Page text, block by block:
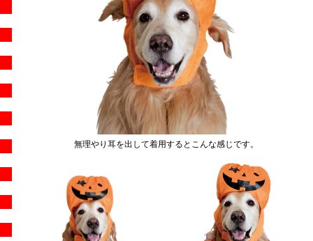
無理やり耳を出して着用するとこんな感じです。